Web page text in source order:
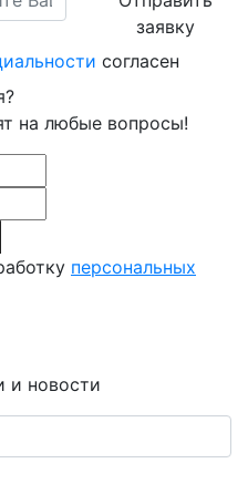
заявку
согласен
на любые вопросы!
персональных
и новости